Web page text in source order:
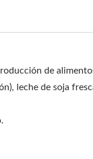
de
leche de soja